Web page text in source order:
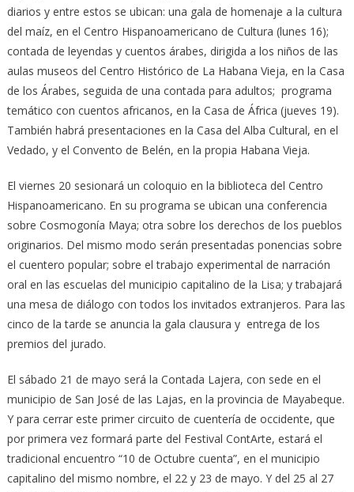
diarios y entre estos se ubican: una gala de homenaje a la cultura
del maíz, en el Centro Hispanoamericano de Cultura (lunes 16);
contada de leyendas y cuentos árabes, dirigida a los niños de las
aulas museos del Centro Histórico de La Habana Vieja, en la Casa
de los Árabes, seguida de una contada para adultos; programa
temático con cuentos africanos, en la Casa de África (jueves 19).
También habrá presentaciones en la Casa del Alba Cultural, en el
Vedado, y el Convento de Belén, en la propia Habana Vieja.
El viernes 20 sesionará un coloquio en la biblioteca del Centro
Hispanoamericano. En su programa se ubican una conferencia
sobre Cosmogonía Maya; otra sobre los derechos de los pueblos
originarios. Del mismo modo serán presentadas ponencias sobre
el cuentero popular; sobre el trabajo experimental de narración
oral en las escuelas del municipio capitalino de la Lisa; y trabajará
una mesa de diálogo con todos los invitados extranjeros. Para las
cinco de la tarde se anuncia la gala clausura y entrega de los
premios del jurado.
El sábado 21 de mayo será la Contada Lajera, con sede en el
municipio de San José de las Lajas, en la provincia de Mayabeque.
Y para cerrar este primer circuito de cuentería de occidente, que
por primera vez formará parte del Festival ContArte, estará el
tradicional encuentro “10 de Octubre cuenta”, en el municipio
capitalino del mismo nombre, el 22 y 23 de mayo. Y del 25 al 27